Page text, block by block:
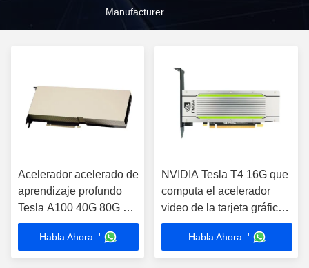
Manufacturer
Acelerador acelerado de
aprendizaje profundo
Tesla A100 40G 80G T4
A40 48G de la tarjeta
gráfica GPU
Habla Ahora. '
NVIDIA Tesla T4 16G que
computa el acelerador
video de la tarjeta gráfica
de GPU
Habla Ahora. '